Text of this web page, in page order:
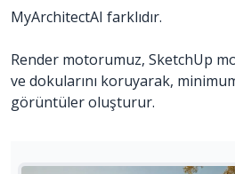
MyArchitectAI farklıdır.
Render motorumuz, SketchUp
ve dokularını koruyarak,
görüntüler oluşturur.